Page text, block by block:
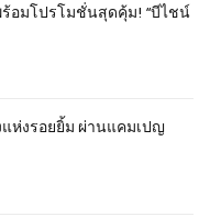
อมโปรโมชั่นสุดคุ้ม! “บีไชน์
ห่งรอยยิ้ม ผ่านแคมเปญ